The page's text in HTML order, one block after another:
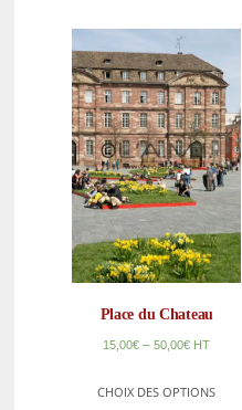
Place du Chateau
15,00€ –50,00€ HT
CHOIX DES OPTIONS